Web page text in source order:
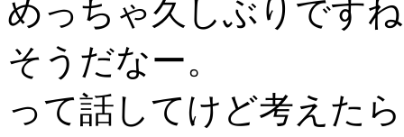
めっちゃ久しぶりです
そうだなー。
って話してけど考えたら